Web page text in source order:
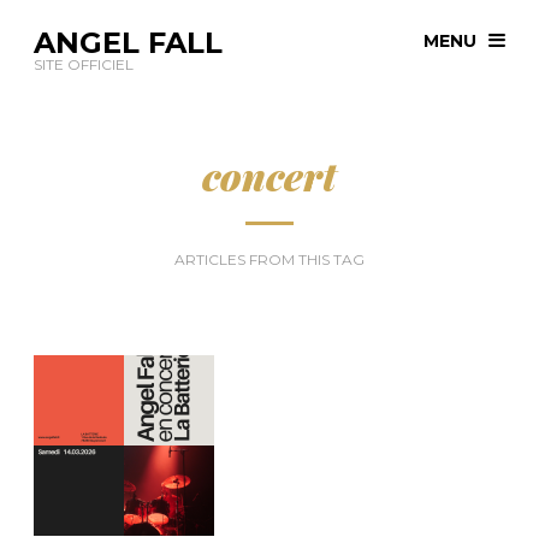
ANGEL FALL
SITE OFFICIEL
MENU
concert
ARTICLES FROM THIS TAG